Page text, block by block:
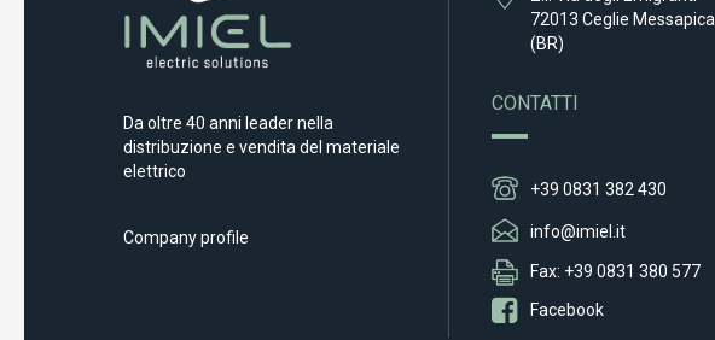
Da oltre 40 anni leader nella
distribuzione e vendita del materiale
elettrico
Company profile
72013 Ceglie Messapica
(BR)
CONTATTI
+39 0831 382 430
info@imiel.it
Fax: +39 0831 380 577
Facebook